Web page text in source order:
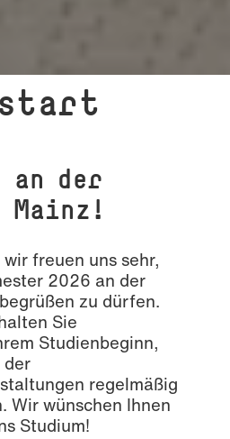
Mainz
an der
Mainz!
freuen uns sehr,
2026 an der
zu dürfen.
Sie
Studienbeginn,
der
regelmäßig
Wir wünschen Ihnen
Studium!